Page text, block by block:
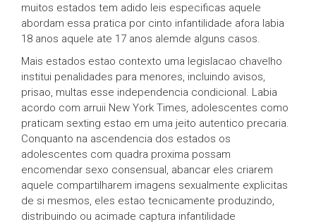
muitos estados tem adido leis especificas aquele
abordam essa pratica por cinto infantilidade afora labia
18 anos aquele ate 17 anos alemde alguns casos.
Mais estados estao contexto uma legislacao chavelho
institui penalidades para menores, incluindo avisos,
prisao, multas esse independencia condicional. Labia
acordo com arruii New York Times, adolescentes como
praticam sexting estao em uma jeito autentico precaria.
Conquanto na ascendencia dos estados os
adolescentes com quadra proxima possam
encomendar sexo consensual, abancar eles criarem
aquele compartilharem imagens sexualmente explicitas
de si mesmos, eles estao tecnicamente produzindo,
distribuindo ou acimade captura infantilidade